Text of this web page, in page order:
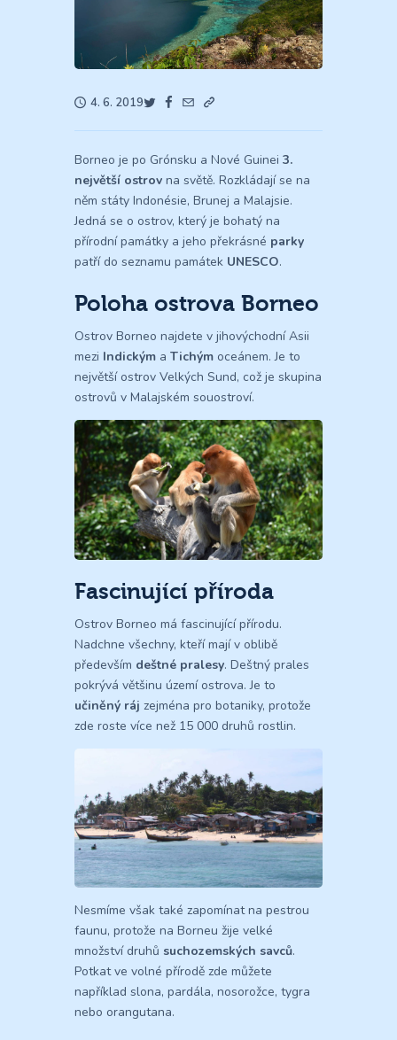
4. 6. 2019
Borneo je po Grónsku a Nové Guinei 3.
největší ostrov na světě. Rozkládají se na
něm státy Indonésie, Brunej a Malajsie.
Jedná se o ostrov, který je bohatý na
přírodní památky a jeho překrásné parky
patří do seznamu památek UNESCO.
Poloha ostrova Borneo
Ostrov Borneo najdete v jihovýchodní Asii
mezi Indickým a Tichým oceánem. Je to
největší ostrov Velkých Sund, což je skupina
ostrovů v Malajském souostroví.
Fascinující příroda
Ostrov Borneo má fascinující přírodu.
Nadchne všechny, kteří mají v oblibě
především deštné pralesy. Deštný prales
pokrývá většinu území ostrova. Je to
učiněný ráj zejména pro botaniky, protože
zde roste více než 15 000 druhů rostlin.
Nesmíme však také zapomínat na pestrou
faunu, protože na Borneu žije velké
množství druhů suchozemských savců.
Potkat ve volné přírodě zde můžete
například slona, pardála, nosorožce, tygra
nebo orangutana.